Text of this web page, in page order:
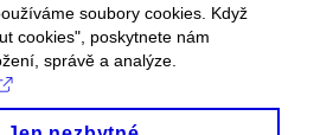
soubory cookies. Když
cookies", poskytnete nám
správě a analýze.